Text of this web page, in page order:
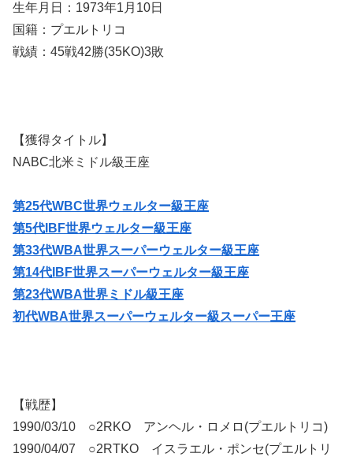
生年月日：1973年1月10日
国籍：プエルトリコ
戦績：45戦42勝(35KO)3敗
【獲得タイトル】
NABC北米ミドル級王座
第25代WBC世界ウェルター級王座
第5代IBF世界ウェルター級王座
第33代WBA世界スーパーウェルター級王座
第14代IBF世界スーパーウェルター級王座
第23代WBA世界ミドル級王座
初代WBA世界スーパーウェルター級スーパー王座
【戦歴】
1990/03/10 ○2RKO アンヘル・ロメロ(プエルトリコ)
1990/04/07 ○2RTKO イスラエル・ポンセ(プエルトリ